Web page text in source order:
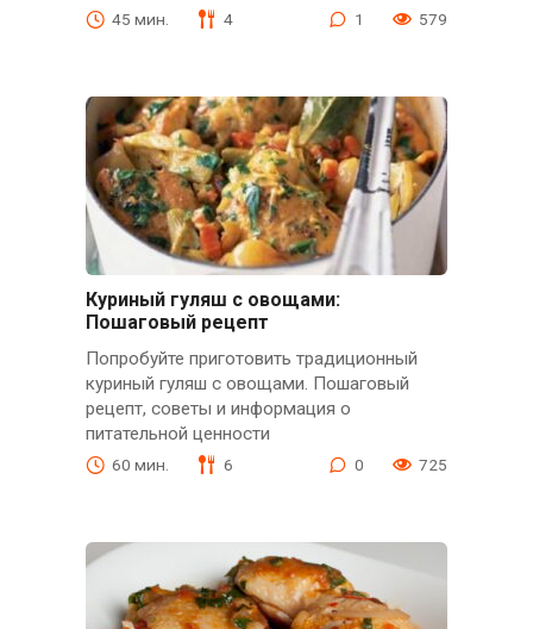
45 мин. 4 1 579
Куриный гуляш с овощами:
Пошаговый рецепт
Попробуйте приготовить традиционный
куриный гуляш с овощами. Пошаговый
рецепт, советы и информация о
питательной ценности
60 мин. 6 0 725